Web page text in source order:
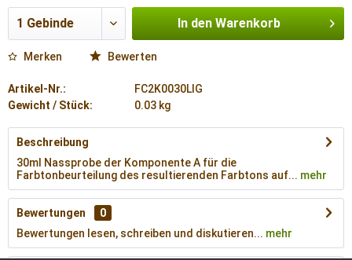
In den Warenkorb
Merken Bewerten
Artikel-Nr.:
FC2K0030LIG
Gewicht / Stück:
0.03 kg
Beschreibung
30ml Nassprobe der Komponente A für die
Farbtonbeurteilung des resultierenden Farbtons auf... mehr
Bewertungen
0
Bewertungen lesen, schreiben und diskutieren... mehr